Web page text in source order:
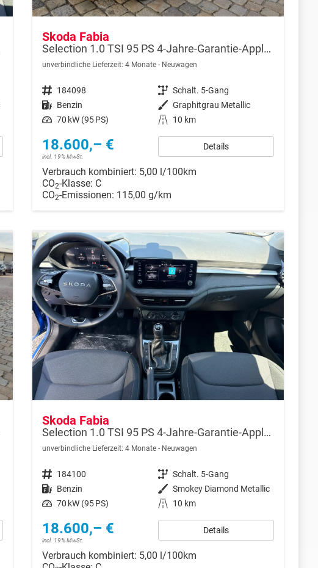
Skoda Fabia
Selection 1.0 TSI 95 PS 4-Jahre-Garantie-AppleCarPlay-AndroidAuto-LED-PDC-Sitzheizung-DAB-Klima
unverbindliche Lieferzeit: 4 Monate Neuwagen
Fahrzeugnr. 184098 Getriebe Schalt. 5-Gang
Kraftstoff Benzin Außenfarbe Graphitgrau Metallic
Leistung 70 kW (95 PS) Kilometerstand 10 km
18.600,– €
incl. 19% MwSt.
Details
Verbrauch kombiniert: 5,00 l/100km
CO2-Klasse: C
CO2-Emissionen: 115,00 g/km
Skoda Fabia
Selection 1.0 TSI 95 PS 4-Jahre-Garantie-AppleCarPlay-AndroidAuto-LED-PDC-Sitzheizung-DAB-Klima
unverbindliche Lieferzeit: 4 Monate Neuwagen
Fahrzeugnr. 184100 Getriebe Schalt. 5-Gang
Kraftstoff Benzin Außenfarbe Smokey Diamond Metallic
Leistung 70 kW (95 PS) Kilometerstand 10 km
18.600,– €
incl. 19% MwSt.
Details
Verbrauch kombiniert: 5,00 l/100km